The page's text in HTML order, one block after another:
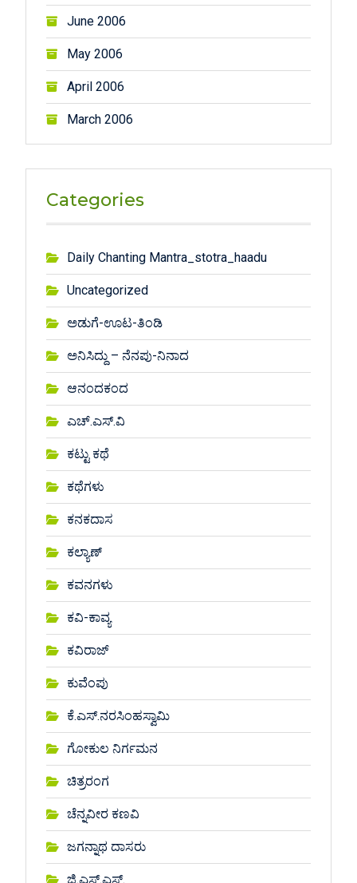
June 2006
May 2006
April 2006
March 2006
Categories
Daily Chanting Mantra_stotra_haadu
Uncategorized
ಅಡುಗೆ-ಊಟ-ತಿಂಡಿ
ಅನಿಸಿದ್ದು – ನೆನಪು-ನಿನಾದ
ಆನಂದಕಂದ
ಎಚ್.ಎಸ್.ವಿ
ಕಟ್ಟು ಕಥೆ
ಕಥೆಗಳು
ಕನಕದಾಸ
ಕಲ್ಯಾಣ್
ಕವನಗಳು
ಕವಿ-ಕಾವ್ಯ
ಕವಿರಾಜ್
ಕುವೆಂಪು
ಕೆ.ಎಸ್.ನರಸಿಂಹಸ್ವಾಮಿ
ಗೋಕುಲ ನಿರ್ಗಮನ
ಚಿತ್ರರಂಗ
ಚೆನ್ನವೀರ ಕಣವಿ
ಜಗನ್ನಾಥ ದಾಸರು
ಜಿ.ಎಸ್.ಎಸ್.